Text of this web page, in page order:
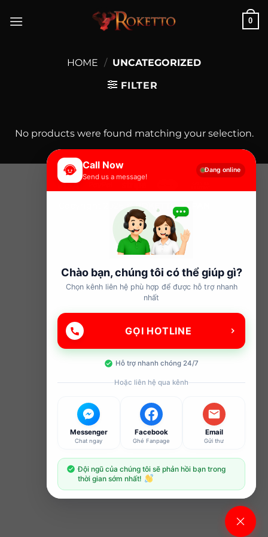
0
HOME / UNCATEGORIZED
FILTER
No products were found matching your selection.
Copyright 2026 © ROKETTO JAPAN
Call Now
Send us a message!
Đang online
Chào bạn, chúng tôi có thể giúp gì?
Chọn kênh liên hệ phù hợp để được hỗ trợ nhanh
nhất
GỌI HOTLINE
Hỗ trợ nhanh chóng 24/7
Hoặc liên hệ qua kênh
Messenger
Chat ngay
Facebook
Ghé Fanpage
Email
Gửi thư
Đội ngũ của chúng tôi sẽ phản hồi bạn trong
thời gian sớm nhất!